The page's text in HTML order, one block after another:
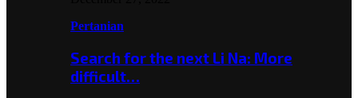
Pertanian
Search for the next Li Na: More
difficult…